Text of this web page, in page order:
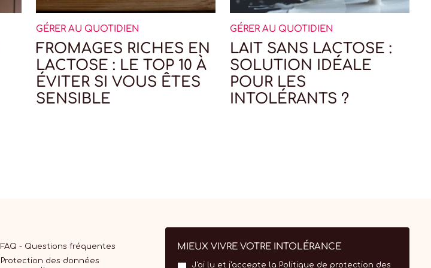
GÉRER AU QUOTIDIEN
FROMAGES RICHES EN
LACTOSE : LE TOP 10 À
ÉVITER SI VOUS ÊTES
SENSIBLE
GÉRER AU QUOTIDIEN
LAIT SANS LACTOSE :
SOLUTION IDÉALE
POUR LES
INTOLÉRANTS ?
FAQ - Questions fréquentes
Protection des données
MIEUX VIVRE VOTRE INTOLÉRANCE
J'ai lu et j'accepte la Politique de protection des